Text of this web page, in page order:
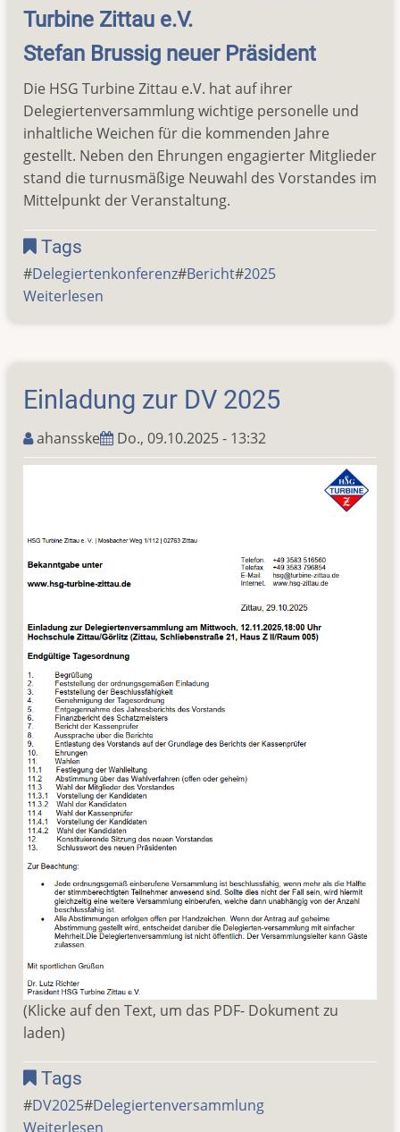
Turbine Zittau e.V.
Stefan Brussig neuer Präsident
Die HSG Turbine Zittau e.V. hat auf ihrer
Delegiertenversammlung wichtige personelle und
inhaltliche Weichen für die kommenden Jahre
gestellt. Neben den Ehrungen engagierter Mitglieder
stand die turnusmäßige Neuwahl des Vorstandes im
Mittelpunkt der Veranstaltung.
Tags
Delegiertenkonferenz Bericht 2025
Weiterlesen
der
Delegiertenversammlung
2025
Einladung zur DV 2025
ahansske Do., 09.10.2025 - 13:32
(Klicke auf den Text, um das PDF- Dokument zu
laden)
Tags
DV2025 Delegiertenversammlung
Weiterlesen